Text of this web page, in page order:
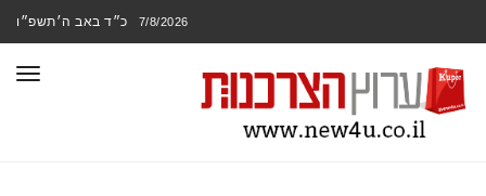
7/8/2026 כ״ד באב ה׳תשפ״ו